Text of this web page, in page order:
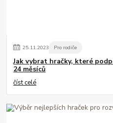
25.11.2023 Pro rodiče
Jak vybrat hračky, které
24 měsíců
číst celé